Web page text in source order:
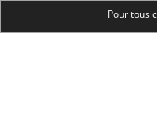
Pour tous